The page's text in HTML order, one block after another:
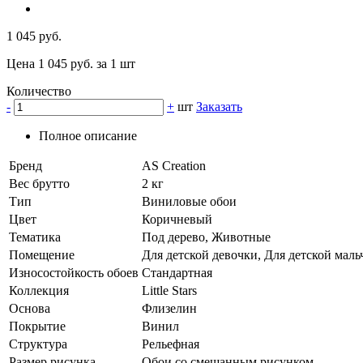
1 045 руб.
Цена 1 045 руб. за 1 шт
Количество
-
+ шт Заказать
Полное описание
Бренд
AS Creation
Вес брутто
2 кг
Тип
Виниловые обои
Цвет
Коричневый
Тематика
Под дерево, Животные
Помещение
Для детской девочки, Для детской
Износостойкость обоев Стандартная
Коллекция
Little Stars
Основа
Флизелин
Покрытие
Винил
Структура
Рельефная